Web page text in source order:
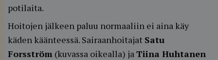
potilaita.
Hoitojen jälkeen paluu normaaliin ei aina käy
käden käänteessä. Sairaanhoitajat Satu
Forsström (kuvassa oikealla) jaTiina Huhtanen